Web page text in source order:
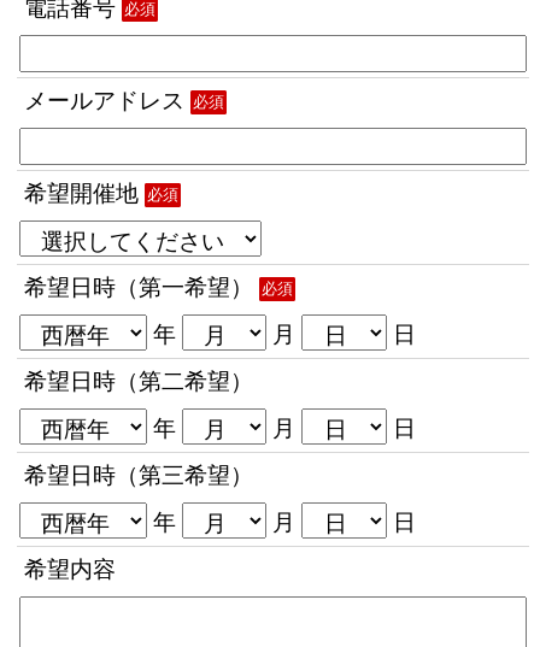
電話番号 必須
メールアドレス 必須
希望開催地 必須
希望日時（第一希望） 必須
年 月
日
希望日時（第二希望）
年
月
日
希望日時（第三希望）
年
月
日
希望内容